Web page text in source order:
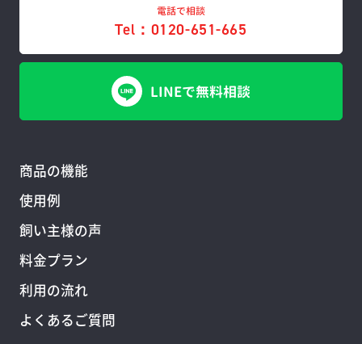
電話で相談
Tel：0120-651-665
LINEで無料相談
商品の機能
使用例
飼い主様の声
料金プラン
利用の流れ
よくあるご質問